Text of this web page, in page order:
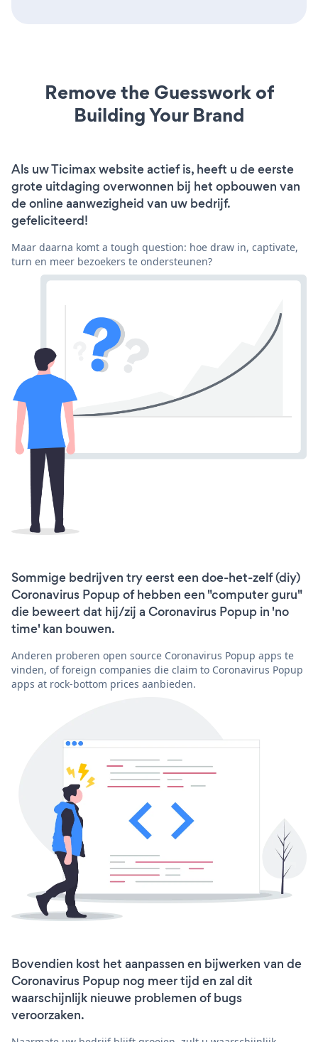
Remove the Guesswork of
Building Your Brand
Als uw Ticimax website actief is, heeft u de eerste
grote uitdaging overwonnen bij het opbouwen van
de online aanwezigheid van uw bedrijf.
gefeliciteerd!
Maar daarna komt a tough question: hoe draw in, captivate,
turn en meer bezoekers te ondersteunen?
Sommige bedrijven try eerst een doe-het-zelf (diy)
Coronavirus Popup of hebben een "computer guru"
die beweert dat hij/zij a Coronavirus Popup in 'no
time' kan bouwen.
Anderen proberen open source Coronavirus Popup apps te
vinden, of foreign companies die claim to Coronavirus Popup
apps at rock-bottom prices aanbieden.
Bovendien kost het aanpassen en bijwerken van de
Coronavirus Popup nog meer tijd en zal dit
waarschijnlijk nieuwe problemen of bugs
veroorzaken.